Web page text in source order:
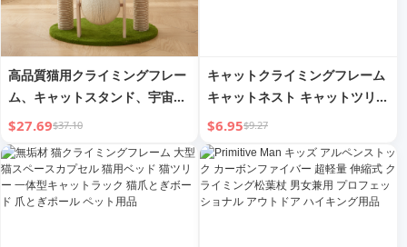
高品質猫用クライミングフレー
ム、キャットスタンド、宇宙カ
プセル、猫用ベッド、キャット
ツリー一体型、猫用爪とぎポー
ル、子猫用おもちゃ
$27.69$37.10
キャットクライミングフレーム
キャットネスト キャットツリー
一体型 春夏用 小型アパート用
爪とぎポール ジャンププラット
フォーム 省スペース 子猫用お
もちゃ ペット用品
$6.95$9.27